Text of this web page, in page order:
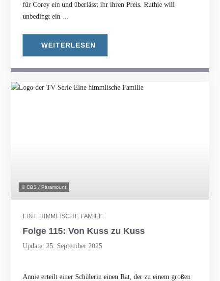
für Corey ein und überlässt ihr ihren Preis. Ruthie will
unbedingt ein ...
WEITERLESEN
© CBS / Paramount
EINE HIMMLISCHE FAMILIE
Folge 115: Von Kuss zu Kuss
Update: 25. September 2025
Annie erteilt einer Schülerin einen Rat, der zu einem großen